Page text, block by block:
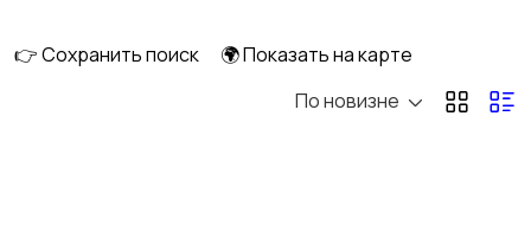
👉 Сохранить поиск
🌍 Показать на карте
По новизне